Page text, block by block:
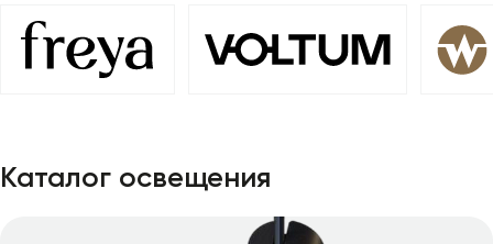
Каталог освещения